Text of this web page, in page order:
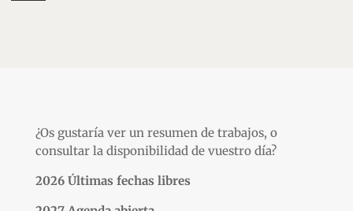
¿Os gustaría ver un resumen de trabajos, o
consultar la disponibilidad de vuestro día?
2026 Últimas fechas libres